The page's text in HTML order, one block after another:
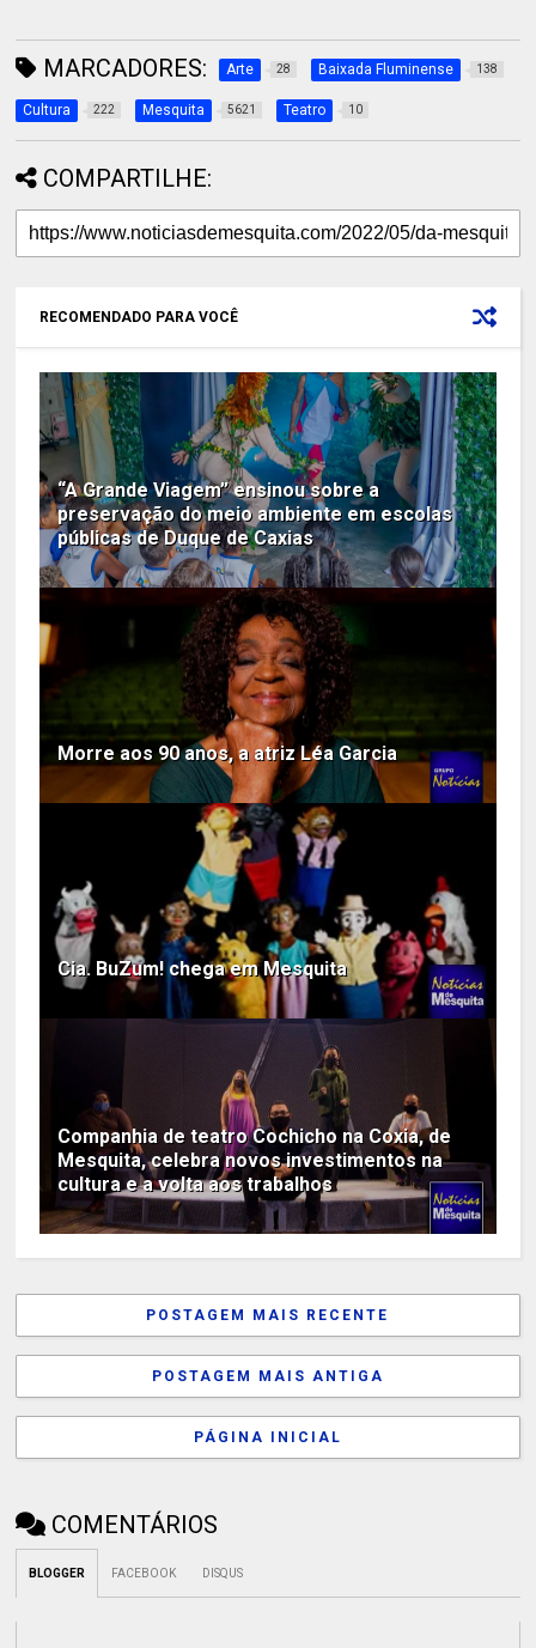
MARCADORES: Arte 28 Baixada Fluminense 138
Cultura 222 Mesquita 5621 Teatro 10
COMPARTILHE:
RECOMENDADO PARA VOCÊ
“A Grande Viagem” ensinou sobre a
preservação do meio ambiente em escolas
públicas de Duque de Caxias
Morre aos 90 anos, a atriz Léa Garcia
Cia. BuZum! chega em Mesquita
Companhia de teatro Cochicho na Coxia, de
Mesquita, celebra novos investimentos na
cultura e a volta aos trabalhos
POSTAGEM MAIS RECENTE
POSTAGEM MAIS ANTIGA
PÁGINA INICIAL
COMENTÁRIOS
BLOGGER FACEBOOK DISQUS